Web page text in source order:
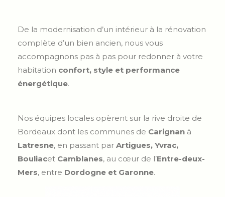
De la modernisation d’un intérieur à la rénovation
complète d’un bien ancien, nous vous
accompagnons pas à pas pour redonner à votre
habitation confort, style et performance
énergétique.
Nos équipes locales opèrent sur la rive droite de
Bordeaux dont les communes de Carignan à
Latresne, en passant par Artigues, Yvrac,
Bouliacet Camblanes, au cœur de l’Entre-deux-
Mers, entre Dordogne et Garonne.